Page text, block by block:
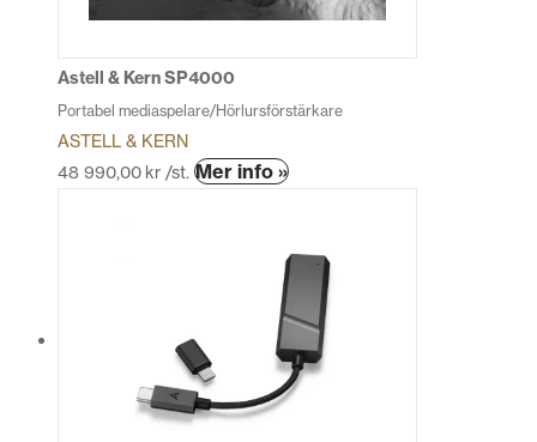
väljas
Astell & Kern SP4000
Portabel mediaspelare/Hörlursförstärkare
ASTELL & KERN
48 990,00 kr /st. Mer info »Den
har
flera
varianter.
De
olika
alternativen